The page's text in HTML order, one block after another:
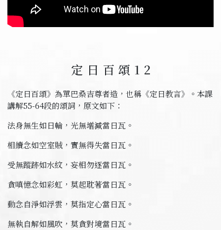
定日百頌 12
《定日百頌》為單巴桑吉尊者造，也稱《定日教言》。本課
講解55-64段的頌詞，原文如下：
法身無生如日輪，光無增減當日瓦。
相續念如空室賊，實無得失當日瓦。
受無蹤跡如水紋，妄相勿逐當日瓦。
貪嗔憶念如彩虹，莫起耽著當日瓦。
動念自淨如浮雲，莫指定心當日瓦。
無執自解如風吹，莫貪對境當日瓦。